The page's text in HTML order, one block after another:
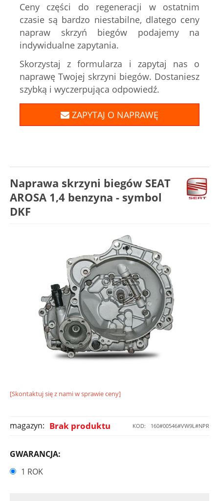
Ceny części do regeneracji w ostatnim
czasie są bardzo niestabilne, dlatego ceny
napraw skrzyń biegów podajemy na
indywidualne zapytania.
Skorzystaj z formularza i zapytaj nas o
naprawę Twojej skrzyni biegów. Dostaniesz
szybką i wyczerpująca odpowiedź.
ZAPYTAJ O NAPRAWĘ
Naprawa skrzyni biegów SEAT
AROSA 1,4 benzyna - symbol
DKF
[Skontaktuj się z nami w sprawie ceny]
KOD: 160#00546#VW9L#NPR
magazyn: Brak produktu
GWARANCJA:
1 ROK